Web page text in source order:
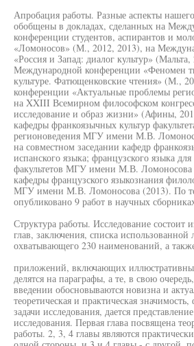
Апробация работы. Разные аспекты
обобщены в докладах, сделанных на
конференции студентов, аспирантов и
«Ломоносов» (М., 2012, 2013), на
«Россия и Запад: диалог культур»
Международной конференции «Феномен
культуре. Фатющенковские чтения» (М.,
конференции «Актуальные проблемы
на XXIII Всемирном философском
исследование и образ жизни» (Афины,
кафедры франкоязычных культур
регионоведения МГУ имени М.В.
на совместном заседании кафедр
испанского языка; французского языка
факультетов МГУ имени М.В. Ломоносова
кафедры французского языкознания
МГУ имени М.В. Ломоносова (2013). По
опубликовано 9 работ в научных
Структура работы. Исследование состоит
глав, заключения, списка использованной
охватывающего 230 наименований, а
приложений, включающих
делятся на параграфы, а те, в свою
введении обосновываются новизна и
теоретическая и практическая
задачи исследования, дается
исследования. Первая глава посвящена
работы. 2, 3, 4 главы являются